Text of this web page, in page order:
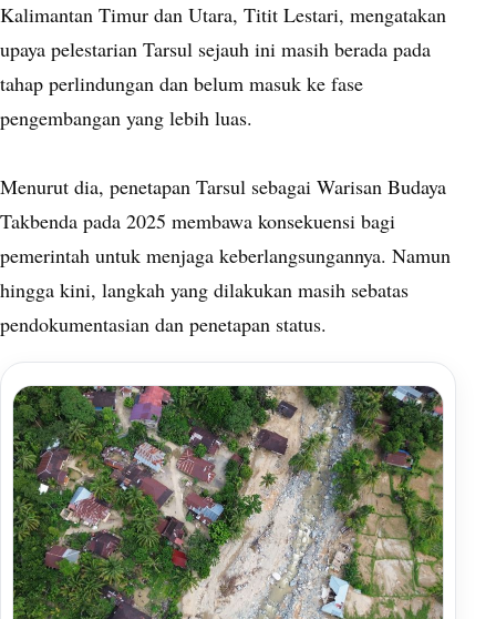
Kalimantan Timur dan Utara, Titit Lestari, mengatakan
upaya pelestarian Tarsul sejauh ini masih berada pada
tahap perlindungan dan belum masuk ke fase
pengembangan yang lebih luas.
Menurut dia, penetapan Tarsul sebagai Warisan Budaya
Takbenda pada 2025 membawa konsekuensi bagi
pemerintah untuk menjaga keberlangsungannya. Namun
hingga kini, langkah yang dilakukan masih sebatas
pendokumentasian dan penetapan status.